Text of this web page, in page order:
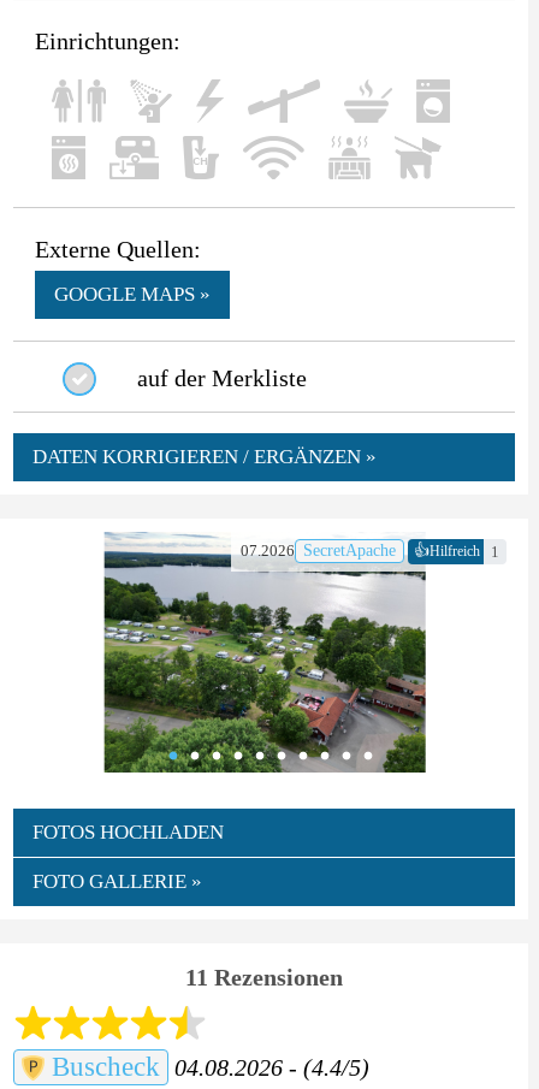
Einrichtungen:
Externe Quellen:
GOOGLE MAPS »
auf der Merkliste
DATEN KORRIGIEREN / ERGÄNZEN »
07.2026 SecretApache 👍Hilfreich 1
FOTOS HOCHLADEN
FOTO GALLERIE »
11 Rezensionen
Buscheck 04.08.2026 - (4.4/5)